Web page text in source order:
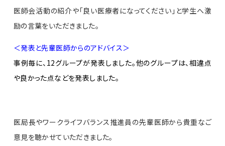
医師会活動の紹介や「良い医療者になってください」と学生へ激
励の言葉をいただきました。
＜発表と先輩医師からのアドバイス＞
事例毎に、12グループが発表しました。他のグループは、相違点
や良かった点などを発表しました。
医局長やワークライフバランス推進員の先輩医師から貴重なご
意見を聴かせていただきました。